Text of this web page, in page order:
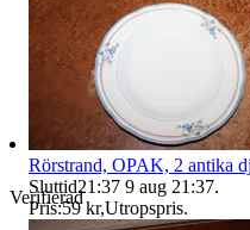
Verifierad
Rörstrand, OPAK, 2 antika
Sluttid21:37 9 aug 21:37.
Pris:59 kr,Utropspris.